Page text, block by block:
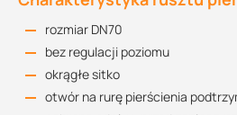
rozmiar DN70
bez regulacji poziomu
okrągłe sitko
otwór na rurę pierścienia